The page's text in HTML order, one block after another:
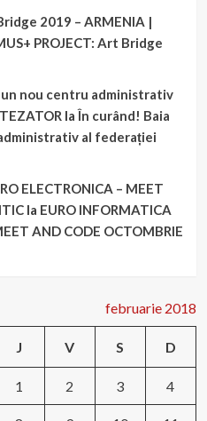
2019 – ARMENIA |
PROJECT: Art Bridge
un nou centru administrativ
laÎn curând! Baia
al federației
ELECTRONICA – MEET
la EURO INFORMATICA
AND CODE OCTOMBRIE
februarie 2018
J V S D
1 2 3 4